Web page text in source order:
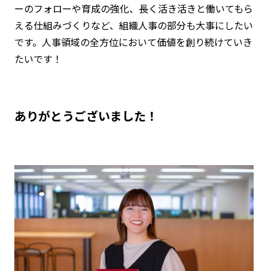
ーのフォローや育成の強化、長く活き活きと働いてもら
える仕組みづくりなど、組織人事の部分も大事にしたい
です。人事領域の全方位において価値を創り続けていき
たいです！
――ありがとうございました！